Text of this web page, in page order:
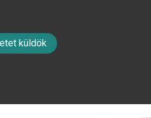
küldök